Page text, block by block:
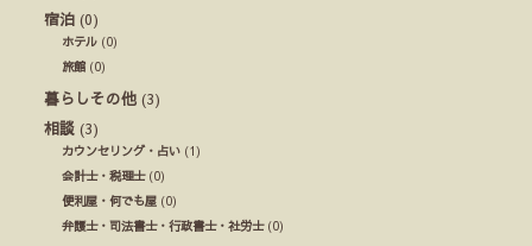
宿泊 (0)
ホテル (0)
旅館 (0)
暮らしその他 (3)
相談 (3)
カウンセリング・占い (1)
会計士・税理士(0)
便利屋・何でも屋 (0)
弁護士・司法書士・行政書士・社労士(0)